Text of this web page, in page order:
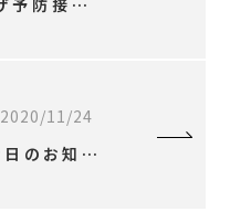
2020/11/24
年末年始休診日のお知らせ